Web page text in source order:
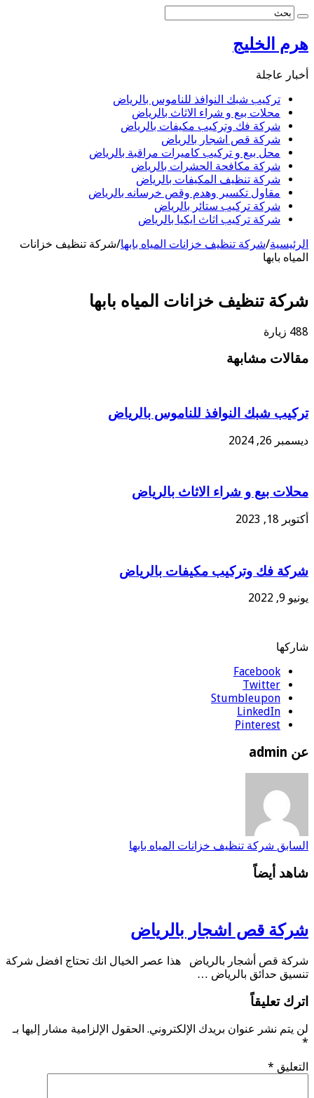
هرم الخليج
أخبار عاجلة
تركيب شبك النوافذ للناموس بالرياض
محلات بيع و شراء الاثاث بالرياض
شركة فك وتركيب مكيفات بالرياض
شركة قص اشجار بالرياض
محل بيع و تركيب كاميرات مراقبة بالرياض
شركة مكافحة الحشرات بالرياض
شركة تنظيف المكيفات بالرياض
مقاول تكسير وهدم وقص خرسانه بالرياض
شركة تركيب ستائر بالرياض
شركة تركيب اثاث ايكيا بالرياض
الرئيسية/شركة تنظيف خزانات المياه بابها/شركة تنظيف خزانات
المياه بابها
شركة تنظيف خزانات المياه بابها
488 زيارة
مقالات مشابهة
تركيب شبك النوافذ للناموس بالرياض
ديسمبر 26, 2024
محلات بيع و شراء الاثاث بالرياض
أكتوبر 18, 2023
شركة فك وتركيب مكيفات بالرياض
يونيو 9, 2022
شاركها
Facebook
Twitter
Stumbleupon
LinkedIn
Pinterest
عن admin
السابق شركة تنظيف خزانات المياه بابها
شاهد أيضاً
شركة قص اشجار بالرياض
شركة قص أشجار بالرياض هذا عصر الخيال انك تحتاج افضل شركة
تنسيق حدائق بالرياض …
اترك تعليقاً
لن يتم نشر عنوان بريدك الإلكتروني. الحقول الإلزامية مشار إليها بـ
*
التعليق *